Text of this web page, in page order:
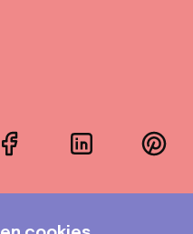
FacebookLinkedIn
Instagram